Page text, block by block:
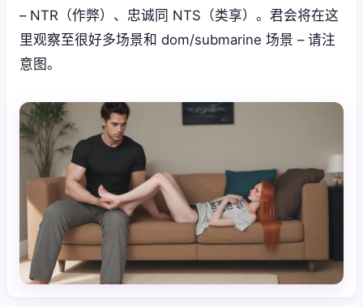
– NTR（作弊）、忠诚同 NTS（类享）。君会将在这
里观察至很好多场景和 dom/submarine 场景 – 请注
意图。